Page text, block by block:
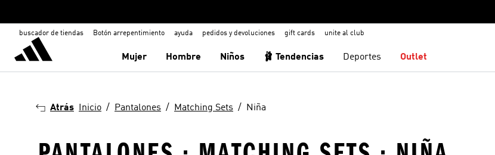
buscador de tiendas Botón arrepentimiento ayuda pedidos y devoluciones gift cards unite al club
Mujer Hombre Niños 🩰 Tendencias Deportes Outlet
Atrás Inicio Pantalones Matching Sets Niña